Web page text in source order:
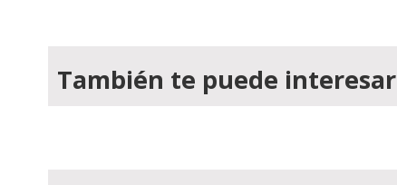
También te puede interesar